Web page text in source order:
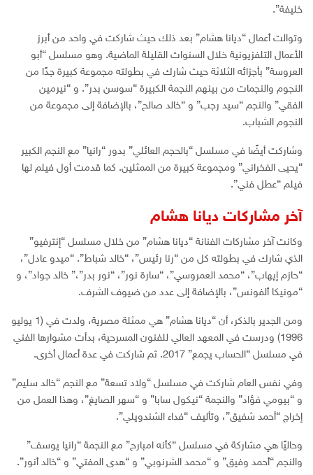
خليفة”.
وتوالت أعمال “ديانا هشام” بعد ذلك حيث شاركت في واحد من أبرز
الأعمال التلفزيونية خلال السنوات القليلة الماضية. وهو مسلسل “أبو
العروسة” بأجزائه الثلاثة حيث شارك في بطولته مجموعة كبيرة جدًا من
النجوم والنجمات من بينهم النجمة الكبيرة “سوسن بدر”. و “نيرمين
الفقي” والنجم “سيد رجب” و “خالد صالح”، بالإضافة إلى مجموعة من
النجوم الشباب.
وشاركت أيضًا في مسلسل “بالحجم العائلي” بدور “رانيا” مع النجم الكبير
“يحيى الفخراني” ومجموعة كبيرة من الممثلين. كما قدمت أول فيلم لها
فيلم “عطل فني”.
آخر مشاركات ديانا هشام
وكانت آخر مشاركات الفنانة “ديانا هشام” من خلال مسلسل “إنترفيو”
الذي شارك في بطولته كل من “رنا رئيس”، “خالد شباط”. “ميدو عادل”،
“حازم إيهاب”، “محمد العمروسي”، “سارة نور”، “نور بدر”،” خالد جواد”، و
“مونيكا ألفونس”، بالإضافة إلى عدد من ضيوف الشرف.
ومن الجدير بالذكر، أن “ديانا هشام” هي ممثلة مصرية، ولدت في (1 يوليو
1996) ودرست في المعهد العالي للفنون المسرحية، بدأت مشوارها الفني
في مسلسل “الحساب يجمع” 2017. ثم شاركت في عدة أعمال أخرى.
وفي نفس العام شاركت في مسلسل “ولاد تسعة” مع النجم “خالد سليم”
و “بيومي فؤاد” والنجمة “نيكول سابا” و “سهر الصايغ”، وهذا العمل من
إخراج “أحمد شفيق”، وتأليف “فداء الشندويلي”.
وحاليًا هي مشاركة في مسلسل “كأنه امبارح” مع النجمة “رانيا يوسف”
والنجم “أحمد وفيق” و “محمد الشرنوبي” و “هدى المفتي” و “خالد أنور”.